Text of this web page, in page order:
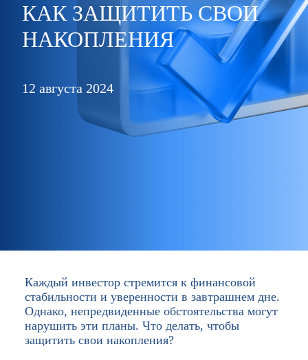
КАК ЗАЩИТИТЬ СВОИ
НАКОПЛЕНИЯ
12 августа 2024
Каждый инвестор стремится к финансовой
стабильности и уверенности в завтрашнем дне.
Однако, непредвиденные обстоятельства могут
нарушить эти планы. Что делать, чтобы
защитить свои накопления?